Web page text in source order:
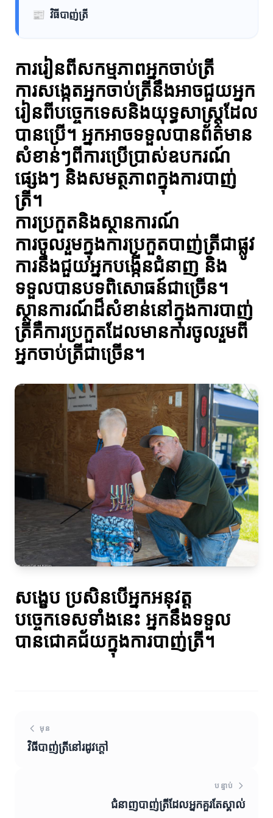
📰 វិធីបាញ់ត្រី
ការរៀនពីសកម្មភាពអ្នកចាប់ត្រី
ការសង្កេតអ្នកចាប់ត្រីនឹងអាចជួយអ្នក
រៀនពីបច្ចេកទេសនិងយុទ្ធសាស្ត្រដែល
បានប្រើ។ អ្នកអាចទទួលបានព័ត៌មាន
សំខាន់ៗពីការប្រើប្រាស់ឧបករណ៍
ផ្សេងៗ និងសមត្ថភាពក្នុងការបាញ់
ត្រី។
ការប្រកួតនិងស្ថានការណ៍
ការចូលរួមក្នុងការប្រកួតបាញ់ត្រីជាផ្លូវ
ការនឹងជួយអ្នកបង្កើនជំនាញ និង
ទទួលបានបទពិសោធន៍ជាច្រើន។
ស្ថានការណ៍ដ៏សំខាន់នៅក្នុងការបាញ់
ត្រីគឺការប្រកួតដែលមានការចូលរួមពី
អ្នកចាប់ត្រីជាច្រើន។
សង្ខេប ប្រសិនបើអ្នកអនុវត្ត
បច្ចេកទេសទាំងនេះ អ្នកនឹងទទួល
បានជោគជ័យក្នុងការបាញ់ត្រី។
មុន
វិធីបាញ់ត្រីនៅរដូវក្តៅ
បន្ទាប់
ជំនាញបាញ់ត្រីដែលអ្នកគួរតែស្គាល់